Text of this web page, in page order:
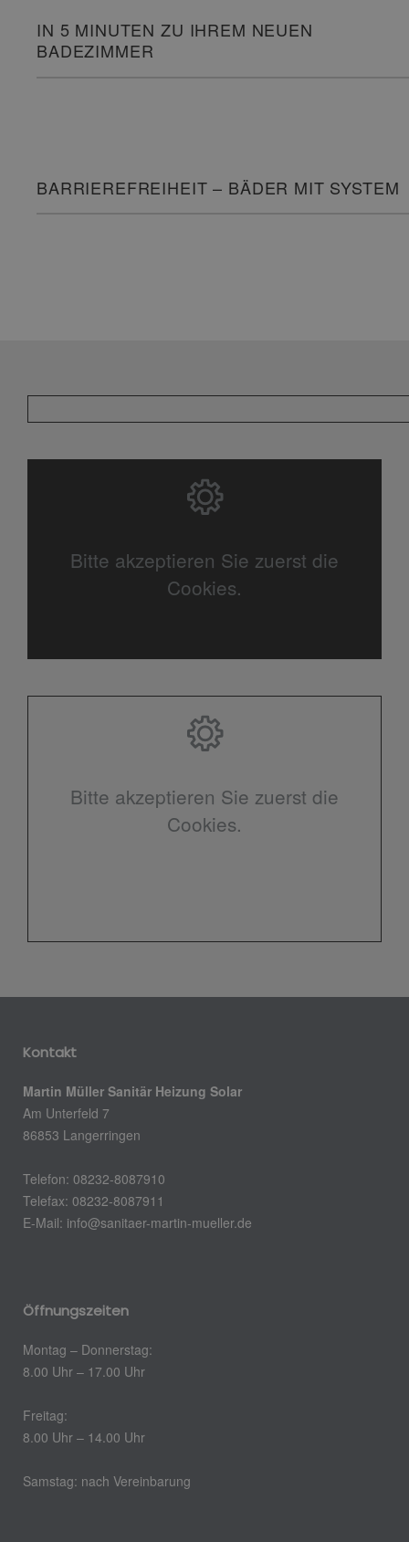
IN 5 MINUTEN ZU IHREM NEUEN
BADEZIMMER
BARRIEREFREIHEIT – BÄDER MIT SYSTEM
Bitte akzeptieren Sie zuerst die
Cookies.
Bitte akzeptieren Sie zuerst die
Cookies.
Kontakt
Martin Müller Sanitär Heizung Solar
Am Unterfeld 7
86853 Langerringen
Telefon: 08232-8087910
Telefax: 08232-8087911
E-Mail: info@sanitaer-martin-mueller.de
Öffnungszeiten
Montag – Donnerstag:
8.00 Uhr – 17.00 Uhr
Freitag:
8.00 Uhr – 14.00 Uhr
Samstag: nach Vereinbarung